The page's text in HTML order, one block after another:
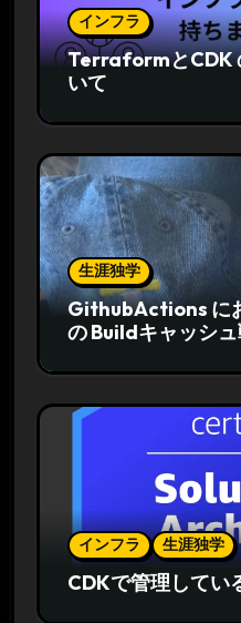
インフラ
TerraformとCDK
いて
生涯独学
GithubActions に
の Buildキャッシ
インフラ 生涯独学
CDKで管理してい